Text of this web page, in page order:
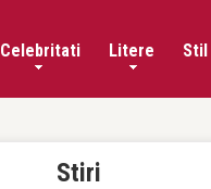
Celebritati Litere Stil
Stiri